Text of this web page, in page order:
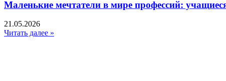
Маленькие мечтатели в мире профессий:
21.05.2026
Читать далее »